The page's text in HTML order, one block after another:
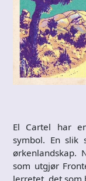
El Cartel har
symbol. En slik
ørkenlandskap.
som utgjør